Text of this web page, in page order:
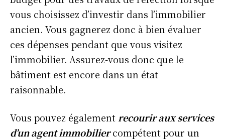
vous choisissez d’investir dans l’immobilier
ancien. Vous gagnerez donc à bien évaluer
ces dépenses pendant que vous visitez
l’immobilier. Assurez-vous donc que le
bâtiment est encore dans un état
raisonnable.
Vous pouvez également recourir aux services
d’un agent immobiliercompétent pour un